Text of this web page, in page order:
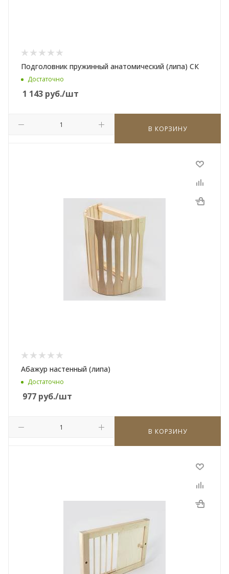
Подголовник пружинный анатомический (липа) СК
Достаточно
1 143 руб./шт
В КОРЗИНУ
Абажур настенный (липа)
Достаточно
977 руб./шт
В КОРЗИНУ